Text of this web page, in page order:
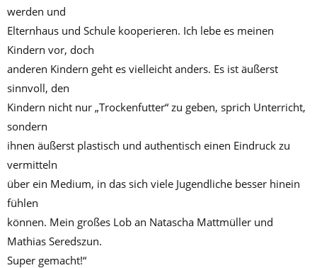
werden und
Elternhaus und Schule kooperieren. Ich lebe es meinen
Kindern vor, doch
anderen Kindern geht es vielleicht anders. Es ist äußerst
sinnvoll, den
Kindern nicht nur „Trockenfutter“ zu geben, sprich Unterricht,
sondern
ihnen äußerst plastisch und authentisch einen Eindruck zu
vermitteln
über ein Medium, in das sich viele Jugendliche besser hinein
fühlen
können. Mein großes Lob an Natascha Mattmüller und
Mathias Seredszun.
Super gemacht!“